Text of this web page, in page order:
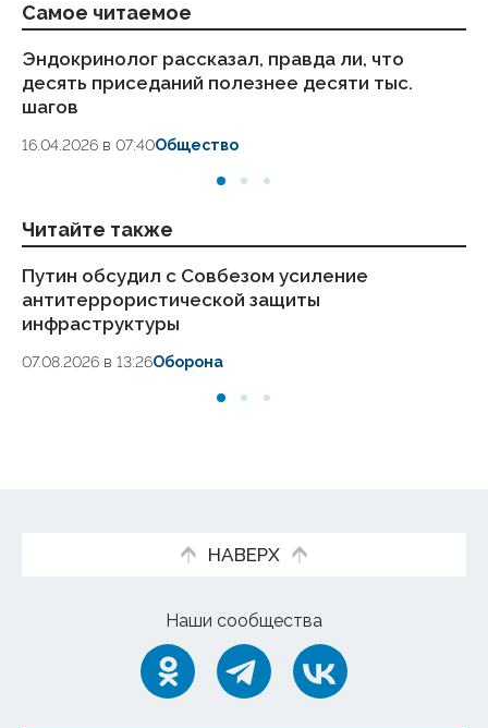
Самое читаемое
Эндокринолог рассказал, правда ли, что
десять приседаний полезнее десяти тыс.
шагов
16.04.2026 в 07:40Общество
Читайте также
Путин обсудил с Совбезом усиление
антитеррористической защиты
инфраструктуры
07.08.2026 в 13:26Оборона
НАВЕРХ
Наши сообщества